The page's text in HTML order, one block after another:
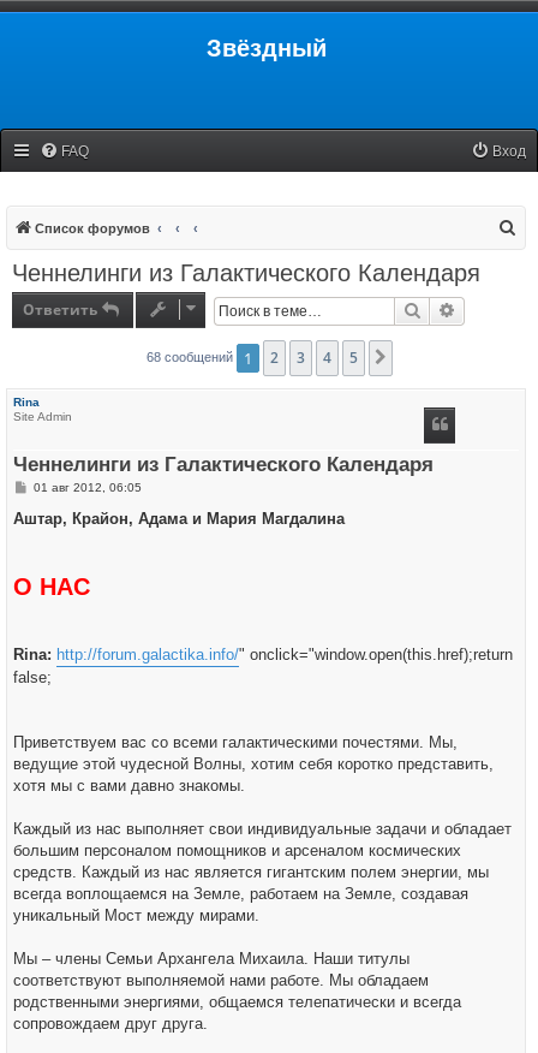
Звёздный
FAQ Вход
Список форумов
Ченнелинги из Галактического Календаря
Ответить Поиск
68 сообщений 1 2 3 4 5
Rina
Site Admin
Ченнелинги из Галактического Календаря
С
о
и
01 авг 2012, 06:05
Аштар, Крайон, Адама и Мария Магдалина
О НАС
Rina: http://forum.galactika.info/" onclick="window.open(this.href);return
false;
Приветствуем вас со всеми галактическими почестями. Мы,
ведущие этой чудесной Волны, хотим себя коротко представить,
хотя мы с вами давно знакомы.
Каждый из нас выполняет свои индивидуальные задачи и обладает
большим персоналом помощников и арсеналом космических
средств. Каждый из нас является гигантским полем энергии, мы
всегда воплощаемся на Земле, работаем на Земле, создавая
уникальный Мост между мирами.
Мы – члены Семьи Архангела Михаила. Наши титулы
соответствуют выполняемой нами работе. Мы обладаем
родственными энергиями, общаемся телепатически и всегда
сопровождаем друг друга.